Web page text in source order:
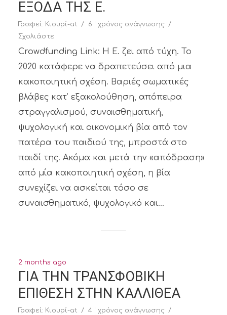
ΕΞΟΔΑ ΤΗΣ Ε.
Γραφεί: Κιουρί-at
6 ' χρόνος ανάγνωσης
Σχολιάστε
Crowdfunding Link: Η Ε. ζει από τύχη. Το
2020 κατάφερε να δραπετεύσει από μια
κακοποιητική σχέση. Βαριές σωματικές
βλάβες κατ’ εξακολούθηση, απόπειρα
στραγγαλισμού, συναισθηματική,
ψυχολογική και οικονομική βία από τον
πατέρα του παιδιού της, μπροστά στο
παιδί της. Ακόμα και μετά την «απόδραση»
από μία κακοποιητική σχέση, η βία
συνεχίζει να ασκείται τόσο σε
συναισθηματικό, ψυχολογικό και...
2 months ago
ΓΙΑ ΤΗΝ ΤΡΑΝΣΦΟΒΙΚΗ
ΕΠΙΘΕΣΗ ΣΤΗΝ ΚΑΛΛΙΘΕΑ
Γραφεί: Κιουρί-at
4 ' χρόνος ανάγνωσης